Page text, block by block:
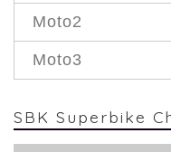
Moto2
Moto3
SBK Superbike